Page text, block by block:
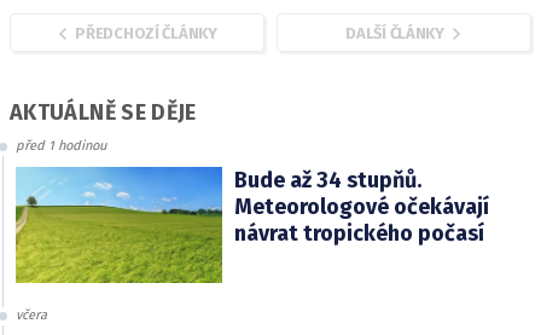
PŘEDCHOZÍ ČLÁNKY DALŠÍ ČLÁNKY
AKTUÁLNĚ SE DĚJE
před 1 hodinou
Bude až 34 stupňů.
Meteorologové očekávají
návrat tropického počasí
včera